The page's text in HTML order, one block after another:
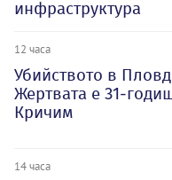
инфраструктура
12 часа
Убийството в
Жертвата е 31-
Кричим
14 часа